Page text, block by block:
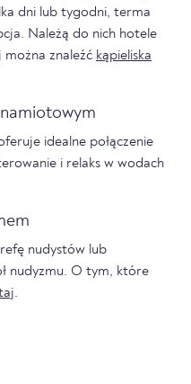
dni lub tygodni, terma
Należą do nich hotele
można znaleźć kąpieliska
idealne połączenie
i relaks w wodach
nudystów lub
nudyzmu. O tym, które
.